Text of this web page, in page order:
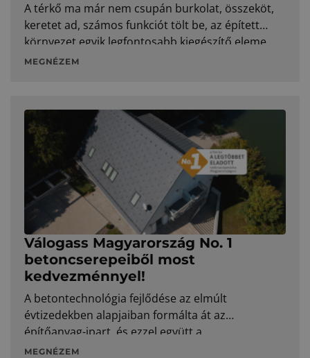
A térkő ma már nem csupán burkolat, összeköt,
keretet ad, számos funkciót tölt be, az épített
környezet egyik legfontosabb kiegészítő eleme.
Ennek megfelelően a Terrán Térkő is
MEGNÉZEM
Válogass Magyarország No. 1
betoncserepeiből most
kedvezménnyel!
A betontechnológia fejlődése az elmúlt
évtizedekben alapjaiban formálta át az
építőanyag-ipart, és ezzel együtt a
tetőcserépgyártás területét is. A modern
MEGNÉZEM